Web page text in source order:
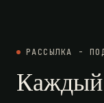
РАССЫЛКА -
Каждый